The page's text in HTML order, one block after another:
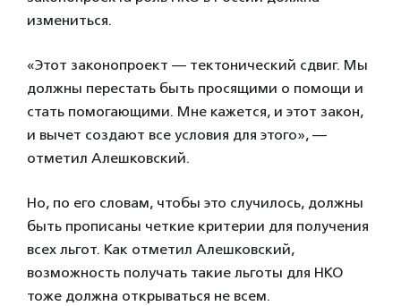
измениться.
«Этот законопроект — тектонический сдвиг. Мы
должны перестать быть просящими о помощи и
стать помогающими. Мне кажется, и этот закон,
и вычет создают все условия для этого», —
отметил Алешковский.
Но, по его словам, чтобы это случилось, должны
быть прописаны четкие критерии для получения
всех льгот. Как отметил Алешковский,
возможность получать такие льготы для НКО
тоже должна открываться не всем.